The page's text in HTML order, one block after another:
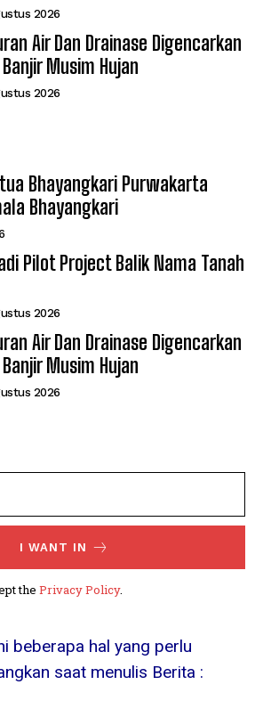
2026
Air Dan Drainase Digencarkan
Musim Hujan
2026
Bhayangkari Purwakarta
Bhayangkari
Pilot Project Balik Nama Tanah
2026
Air Dan Drainase Digencarkan
Musim Hujan
2026
I WANT IN
the Privacy Policy.
beberapa hal yang perlu
saat menulis Berita :